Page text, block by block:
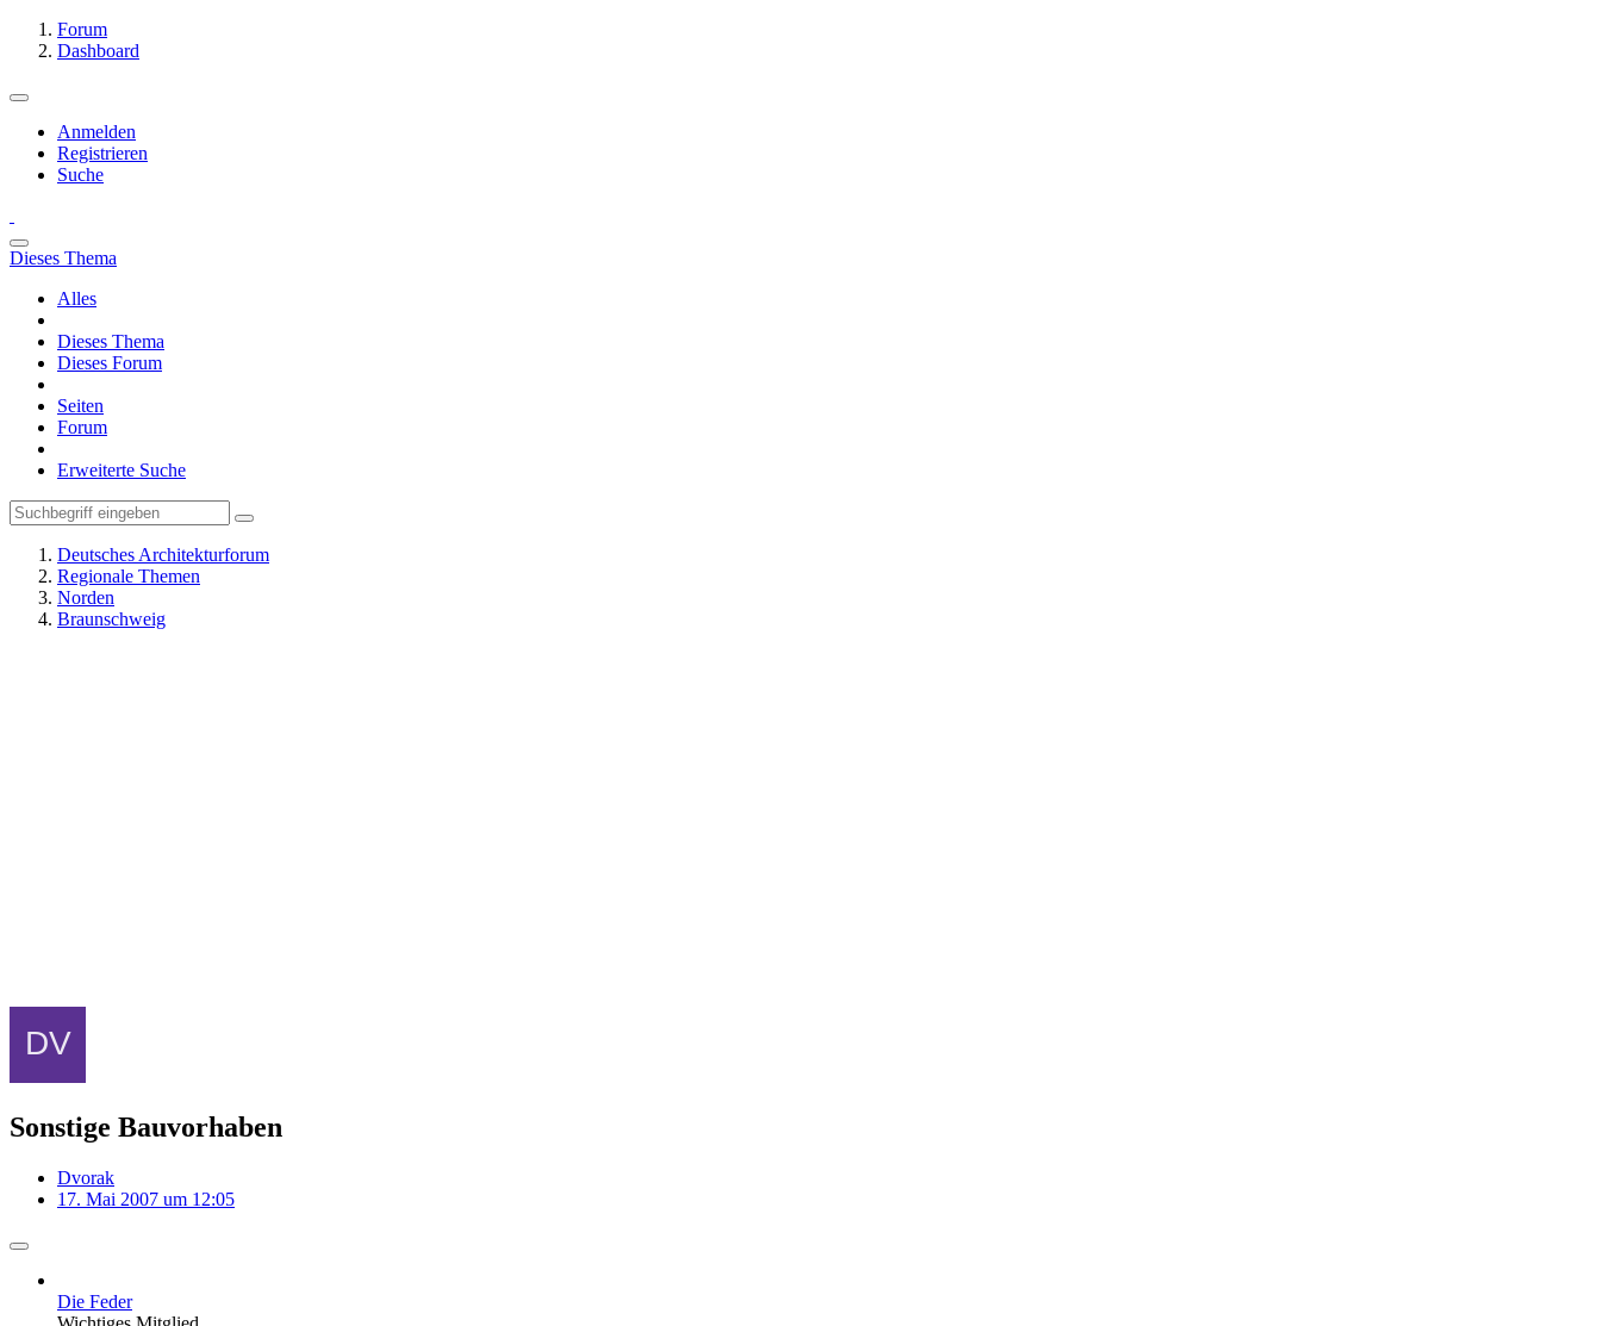
Forum
Dashboard
Anmelden
Registrieren
Suche
Dieses Thema
Alles
Dieses Thema
Dieses Forum
Seiten
Forum
Erweiterte Suche
Deutsches Architekturforum
Regionale Themen
Norden
Braunschweig
Sonstige Bauvorhaben
Dvorak
17. Mai 2007 um 12:05
Die Feder